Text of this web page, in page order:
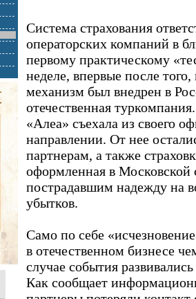
Система страхования
операторских компаний в
первому практическому
неделе, впервые после
механизм был внедрен в
отечественная
«Алеа» съехала из своего
направлении. От нее
партнерам, а также
оформленная в Московской
пострадавшим надежду на
убытков.
Само по себе
в отечественном бизнесе
случае события
Как сообщает